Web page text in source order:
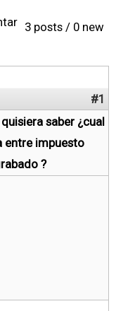
3 posts / 0 new
#1
saber ¿cual
entre impuesto
?